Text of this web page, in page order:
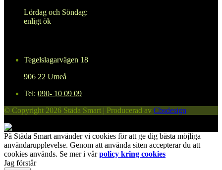
Lördag och Söndag:
enligt ök
Tegelslagarvägen 18
906 22 Umeå
Tel: 090- 10 09 09
© Copyright 2026 Städa Smart | Producerad av Cbsdesign
På Städa Smart använder vi cookies för att ge dig bästa möjliga
användarupplevelse. Genom att använda siten accepterar du att
cookies används. Se mer i vår policy kring cookies
Jag förstår